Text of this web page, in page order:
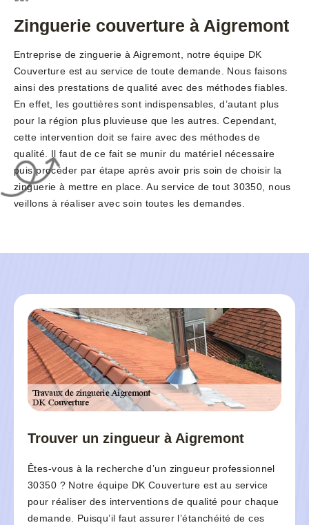
Zinguerie couverture à Aigremont
Entreprise de zinguerie à Aigremont, notre équipe DK
Couverture est au service de toute demande. Nous faisons
ainsi des prestations de qualité avec des méthodes fiables.
En effet, les gouttières sont indispensables, d’autant plus
pour la région plus pluvieuse que les autres. Cependant,
cette intervention doit se faire avec des méthodes de
qualité. Il faut de ce fait se munir du matériel nécessaire
puis procéder par étape après avoir pris soin de choisir la
zinguerie à mettre en place. Au service de tout 30350, nous
veillons à réaliser avec soin toutes les demandes.
Trouver un zingueur à Aigremont
Êtes-vous à la recherche d’un zingueur professionnel
30350 ? Notre équipe DK Couverture est au service
pour réaliser des interventions de qualité pour chaque
demande. Puisqu’il faut assurer l’étanchéité de ces